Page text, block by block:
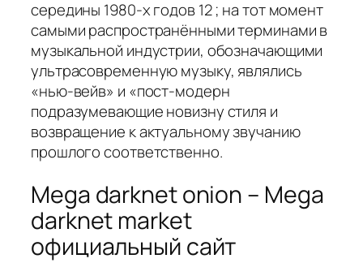
середины 1980-х годов 12 ; на тот момент
самыми распространёнными терминами в
музыкальной индустрии, обозначающими
ультрасовременную музыку, являлись
«нью-вейв» и «пост-модерн
подразумевающие новизну стиля и
возвращение к актуальному звучанию
прошлого соответственно.
Mega darknet onion – Mega
darknet market
официальный сайт